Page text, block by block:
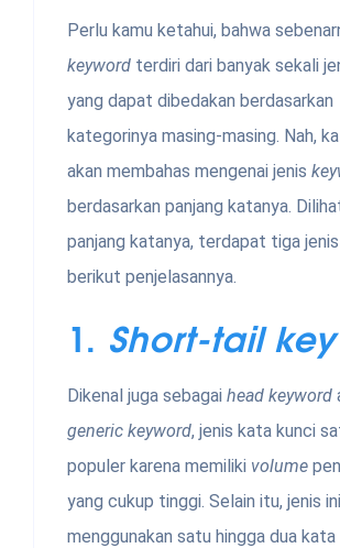
Perlu kamu ketahui, bahwa
keyword terdiri dari banyak sekali
yang dapat dibedakan berdasarkan
kategorinya masing-masing. Nah,
akan membahas mengenai jenis
berdasarkan panjang katanya.
panjang katanya, terdapat tiga jenis
berikut penjelasannya.
1. Short-tail
Dikenal juga sebagai head keyword
generic keyword, jenis kata kunci
populer karena memiliki volume
yang cukup tinggi. Selain itu, jenis
menggunakan satu hingga dua kata